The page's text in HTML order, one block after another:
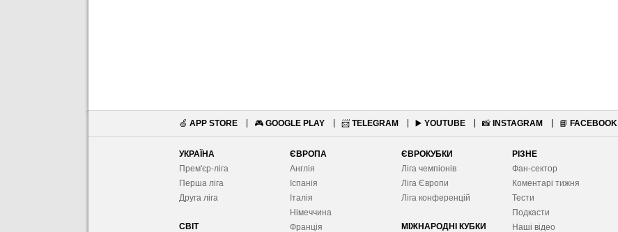
🍏 APP STORE 🎮 GOOGLE PLAY 📨 TELEGRAM ▶️ YOUTUBE 📸 INSTAGRAM 📘 FACEBOOK
УКРАЇНА
Прем'єр-ліга
Перша ліга
Друга ліга
СВІТ
ЄВРОПА
Англія
Іспанія
Італія
Німеччина
Франція
ЄВРОКУБКИ
Ліга чемпіонів
Ліга Європи
Ліга конференцій
МІЖНАРОДНІ КУБКИ
РІЗНЕ
Фан-сектор
Коментарі тижня
Тести
Подкасти
Наші відео